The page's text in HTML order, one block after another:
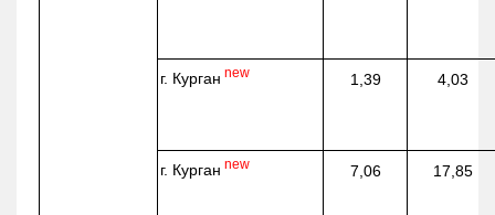
г. Курган new 1,39 4,03
г. Курган new 7,06 17,85